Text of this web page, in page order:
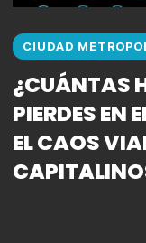
CIUDAD
¿CUÁNTAS
PIERDES EN
EL CAOS